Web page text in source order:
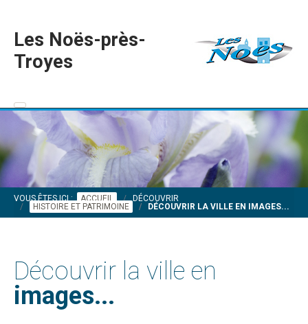
Les Noës-près-
Troyes
VOUS ÊTES ICI : ACCUEIL
DÉCOUVRIR
HISTOIRE ET PATRIMOINE
DÉCOUVRIR LA VILLE EN IMAGES...
Découvrir la ville en
images...